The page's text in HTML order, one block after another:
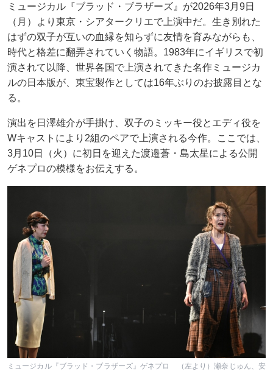
ミュージカル『ブラッド・ブラザーズ』が2026年3月9日
（月）より東京・シアタークリエで上演中だ。生き別れた
はずの双子が互いの血縁を知らずに友情を育みながらも、
時代と格差に翻弄されていく物語。1983年にイギリスで初
演されて以降、世界各国で上演されてきた名作ミュージカ
ルの日本版が、東宝製作としては16年ぶりのお披露目とな
る。
演出を日澤雄介が手掛け、双子のミッキー役とエディ役を
Wキャストにより2組のペアで上演される今作。ここでは、
3月10日（火）に初日を迎えた渡邉蒼・島太星による公開
ゲネプロの模様をお伝えする。
ミュージカル『ブラッド・ブラザーズ』ゲネプロ （左より）瀬奈じゅん、安